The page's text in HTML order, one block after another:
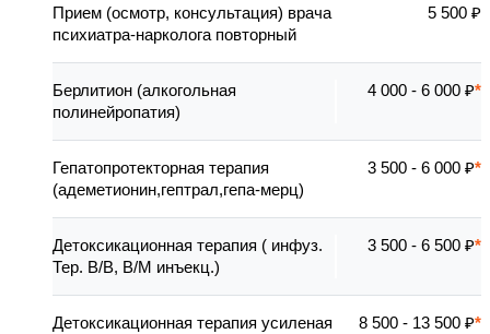
Прием (осмотр, консультация) врача
психиатра-нарколога повторный
5 500 ₽
Берлитион (алкогольная
полинейропатия)
4 000 - 6 000 ₽
Гепатопротекторная терапия
(адеметионин,гептрал,гепа-мерц)
3 500 - 6 000 ₽
Детоксикационная терапия ( инфуз.
Тер. В/В, В/М инъекц.)
3 500 - 6 500 ₽
Детоксикационная терапия усиленая
8 500 - 13 500 ₽